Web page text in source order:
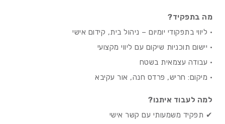
מה בתפקיד?
• ליווי בתפקודי יומיום – ניהול בית, קידום אישי
• יישום תוכניות שיקום עם ליווי מקצועי
• עבודה עצמאית בשטח
• מיקום: חריש, פרדס חנה, אור עקיבא
למה לעבוד איתנו?
✔ תפקיד משמעותי עם קשר אישי